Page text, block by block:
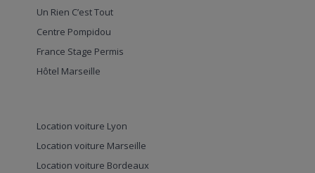
Un Rien C’est Tout
Centre Pompidou
France Stage Permis
Hôtel Marseille
Location voiture Lyon
Location voiture Marseille
Location voiture Bordeaux